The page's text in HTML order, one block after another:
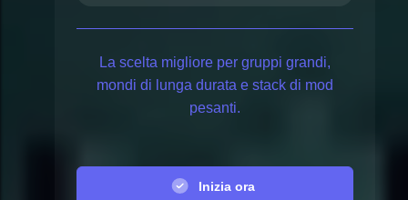
La scelta migliore per gruppi grandi,
mondi di lunga durata e stack di mod
pesanti.
Inizia ora